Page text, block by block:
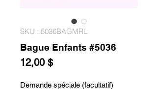
SKU : 5036BAGMRL
Bague Enfants #5036
12,00 $Prix
Demande spéciale (facultatif)